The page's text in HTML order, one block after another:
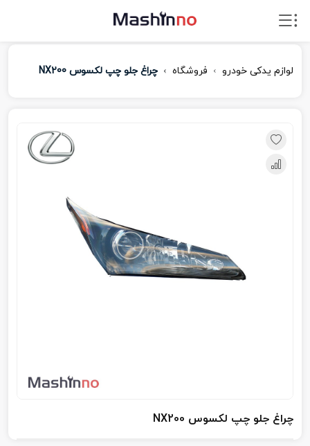
لوازم یدکی خودرو فروشگاه چراغ جلو چپ لکسوس NX200
چراغ جلو چپ لکسوس NX200